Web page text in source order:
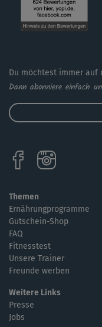
Du möchtest immer auf
Dann abonniere einfach
Themen
Ernährungprogramme
Gutschein-Shop
FAQ
Fitnesstest
Unsere Trainer
Freunde werben
Weitere Links
Presse
Jobs